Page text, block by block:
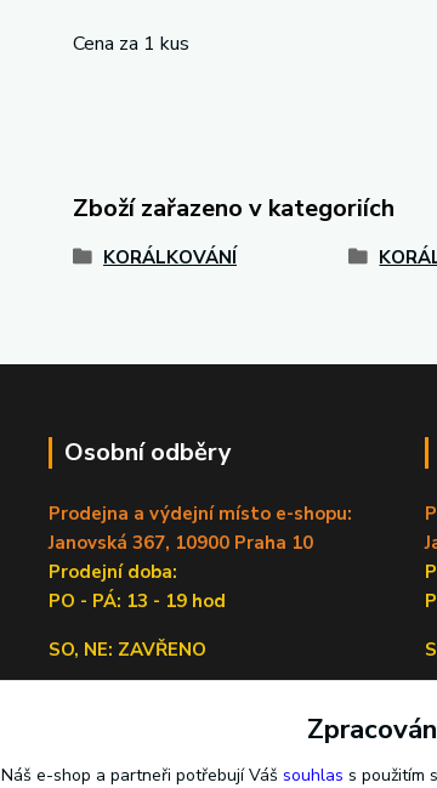
Cena za 1 kus
Zboží zařazeno v kategoriích
KORÁLKOVÁNÍ
Osobní odběry
Prodejna a výdejní místo e-shopu:
Janovská 367, 10900 Praha 10
Prodejní doba:
PO - PÁ: 13 - 19 hod
SO, NE: ZAVŘENO
Náš e-shop a partneři potřebují Váš souhlas s použitím